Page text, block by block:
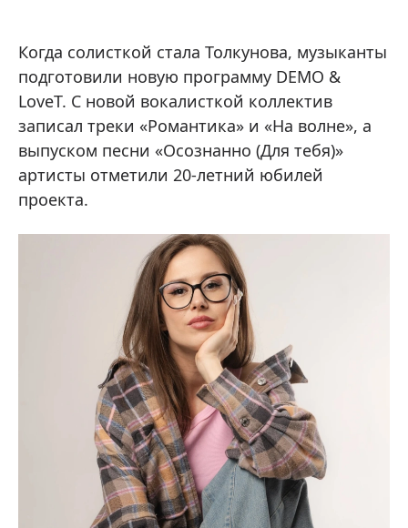
Когда солисткой стала Толкунова, музыканты
подготовили новую программу DEMO &
LoveT. С новой вокалисткой коллектив
записал треки «Романтика» и «На волне», а
выпуском песни «Осознанно (Для тебя)»
артисты отметили 20-летний юбилей
проекта.